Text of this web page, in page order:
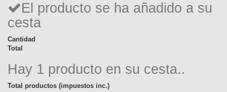
El producto se ha añadido a su
cesta
Cantidad
Total
Hay 1 producto en su cesta..
Total productos (impuestos inc.)